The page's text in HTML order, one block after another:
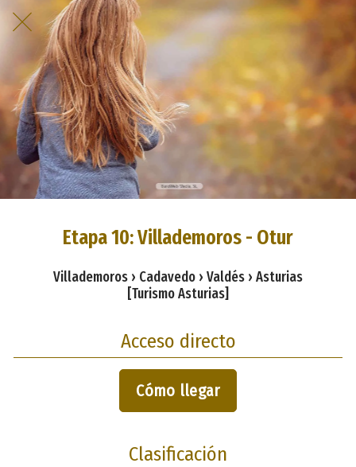
Etapa 10: Villademoros - Otur
Villademoros › Cadavedo › Valdés › Asturias
[Turismo Asturias]
Acceso directo
Cómo llegar
Clasificación